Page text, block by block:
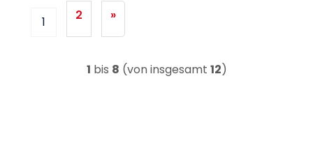
1 2 »
1 bis 8 (von insgesamt 12)